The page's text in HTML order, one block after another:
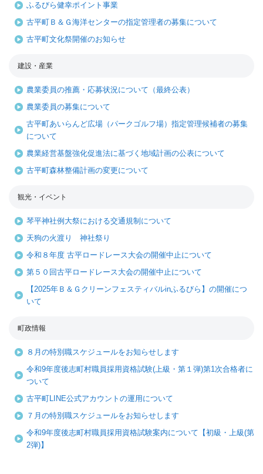
ふるびら健幸ポイント事業
古平町Ｂ＆Ｇ海洋センターの指定管理者の募集について
古平町文化祭開催のお知らせ
建設・産業
農業委員の推薦・応募状況について（最終公表）
農業委員の募集について
古平町あいらんど広場（パークゴルフ場）指定管理候補者の募集
について
農業経営基盤強化促進法に基づく地域計画の公表について
古平町森林整備計画の変更について
観光・イベント
琴平神社例大祭における交通規制について
天狗の火渡り 神社祭り
令和８年度 古平ロードレース大会の開催中止について
第５０回古平ロードレース大会の開催中止について
【2025年Ｂ＆Ｇクリーンフェスティバルinふるびら】の開催につ
いて
町政情報
８月の特別職スケジュールをお知らせします
令和9年度後志町村職員採用資格試験(上級・第１弾)第1次合格者に
ついて
古平町LINE公式アカウントの運用について
７月の特別職スケジュールをお知らせします
令和9年度後志町村職員採用資格試験案内について【初級・上級(第
2弾)】